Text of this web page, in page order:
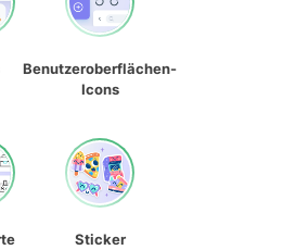
Benutzeroberflächen-
Icons
Sticker